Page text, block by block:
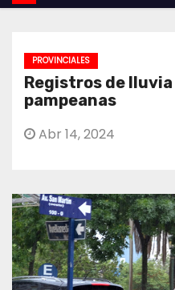
PROVINCIALES
Registros de
pampeanas
Abr 14, 2024